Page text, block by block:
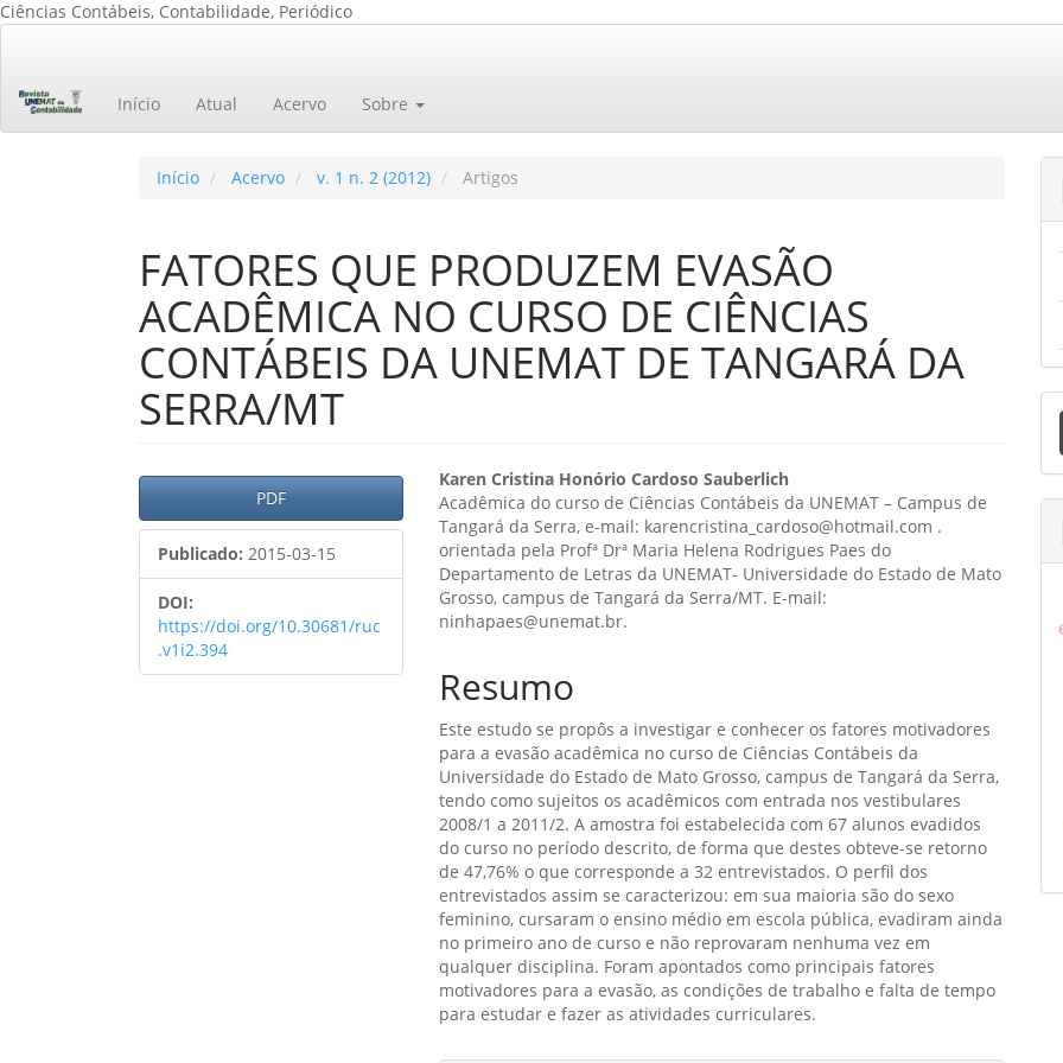
Ciências Contábeis, Contabilidade, Periódico
principal
Barra
Início Atual Acervo Sobre
Início Acervo v. 1 n. 2 (2012) Artigos
FATORES QUE PRODUZEM EVASÃO
ACADÊMICA NO CURSO DE CIÊNCIAS
CONTÁBEIS DA UNEMAT DE TANGARÁ DA
SERRA/MT
Barra
lateral
de
artigos
PDF
Publicado: 2015-03-15
DOI:
https://doi.org/10.30681/ruc
.v1i2.394
Conteúdo
do
artigo
principal
Karen Cristina Honório Cardoso Sauberlich
Acadêmica do curso de Ciências Contábeis da UNEMAT – Campus de
Tangará da Serra, e-mail: karencristina_cardoso@hotmail.com .
orientada pela Profª Drª Maria Helena Rodrigues Paes do
Departamento de Letras da UNEMAT- Universidade do Estado de Mato
Grosso, campus de Tangará da Serra/MT. E-mail:
ninhapaes@unemat.br.
Resumo
Este estudo se propôs a investigar e conhecer os fatores motivadores
para a evasão acadêmica no curso de Ciências Contábeis da
Universidade do Estado de Mato Grosso, campus de Tangará da Serra,
tendo como sujeitos os acadêmicos com entrada nos vestibulares
2008/1 a 2011/2. A amostra foi estabelecida com 67 alunos evadidos
do curso no período descrito, de forma que destes obteve-se retorno
de 47,76% o que corresponde a 32 entrevistados. O perfil dos
entrevistados assim se caracterizou: em sua maioria são do sexo
feminino, cursaram o ensino médio em escola pública, evadiram ainda
no primeiro ano de curso e não reprovaram nenhuma vez em
qualquer disciplina. Foram apontados como principais fatores
motivadores para a evasão, as condições de trabalho e falta de tempo
para estudar e fazer as atividades curriculares.